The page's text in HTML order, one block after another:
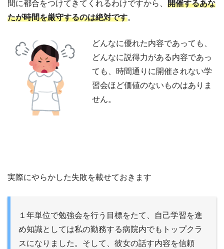
間に都合をつけてきてくれるわけですから、 開催するあな
たが時間を厳守するのは絶対です。
どんなに優れた内容であっても、
どんなに説得力がある内容であっ
ても、時間通りに開催されない学
習会ほど価値のないものはありま
せん。
実際にやらかした失敗を載せておきます
１年単位で勉強会を行う目標をたて、自己学習を進
め知識としては私の勤務する病院内でもトップクラ
スになりました。そして、彼女の話す内容を信頼